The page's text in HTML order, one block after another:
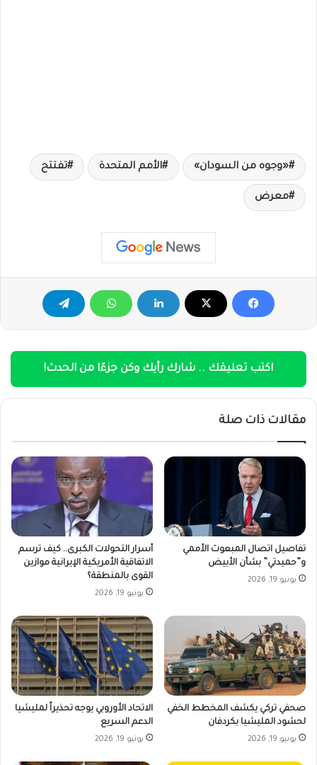
«وجوه من السودان» الأمم المتحدة تفتتح
معرض
اكتب تعليقك .. شارك رأيك وكن جزءًا من الحدث!
مقالات ذات صلة
تفاصيل اتصال المبعوث الأممي
و”حميدتي” بشأن الأبيض
يونيو 19, 2026
أسرار التحولات الكبرى.. كيف ترسم
الاتفاقية الأمريكية الإيرانية موازين
القوى بالمنطقة؟
يونيو 19, 2026
صحفي تركي يكشف المخطط الخفي
لحشود المليشيا بكردفان
يونيو 19, 2026
الاتحاد الأوروبي يوجه تحذيراً لمليشيا
الدعم السريع
يونيو 19, 2026